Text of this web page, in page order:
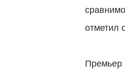
отметил
Премьер